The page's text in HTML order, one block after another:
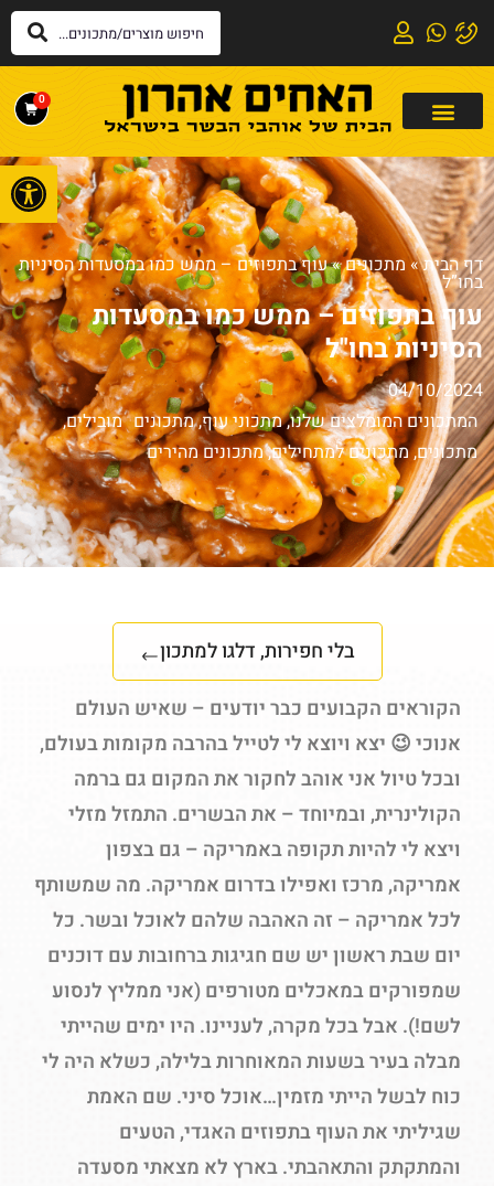
0
דף הבית»מתכונים»עוף בתפוזים – ממש כמו במסעדות הסיניות
בחו”ל
עוף בתפוזים – ממש כמו במסעדות
הסיניות בחו"ל
04/10/2024
המתכונים המומלצים שלנו,מתכוני עוף,מתכונים מובילים,
מתכונים,מתכונים למתחילים,מתכונים מהירים
בלי חפירות, דלגו למתכון
הקוראים הקבועים כבר יודעים – שאיש העולם
אנוכי 😉 יצא ויוצא לי לטייל בהרבה מקומות בעולם,
ובכל טיול אני אוהב לחקור את המקום גם ברמה
הקולינרית, ובמיוחד – את הבשרים. התמזל מזלי
ויצא לי להיות תקופה באמריקה – גם בצפון
אמריקה, מרכז ואפילו בדרום אמריקה. מה שמשותף
לכל אמריקה – זה האהבה שלהם לאוכל ובשר. כל
יום שבת ראשון יש שם חגיגות ברחובות עם דוכנים
שמפורקים במאכלים מטורפים (אני ממליץ לנסוע
לשם!). אבל בכל מקרה, לעניינו. היו ימים שהייתי
מבלה בעיר בשעות המאוחרות בלילה, כשלא היה לי
כוח לבשל הייתי מזמין…אוכל סיני. שם האמת
שגיליתי את העוף בתפוזים האגדי, הטעים
והמתקתק והתאהבתי. בארץ לא מצאתי מסעדה